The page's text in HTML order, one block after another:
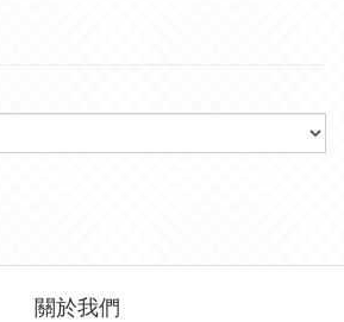
關於我們